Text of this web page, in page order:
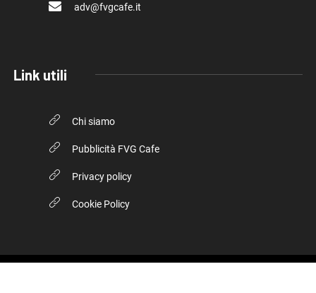
adv@fvgcafe.it
Link utili
Chi siamo
Pubblicità FVG Cafe
Privacy policy
Cookie Policy